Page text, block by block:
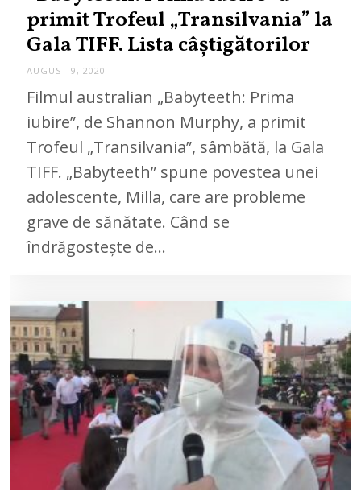
primit Trofeul „Transilvania” la
Gala TIFF. Lista câștigătorilor
AUGUST 9, 2020
Filmul australian „Babyteeth: Prima
iubire”, de Shannon Murphy, a primit
Trofeul „Transilvania”, sâmbătă, la Gala
TIFF. „Babyteeth” spune povestea unei
adolescente, Milla, care are probleme
grave de sănătate. Când se
îndrăgosteşte de…